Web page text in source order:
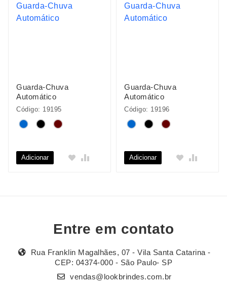
Guarda-Chuva
Automático
Código: 19195
Adicionar
Guarda-Chuva
Automático
Código: 19196
Adicionar
Entre em contato
Rua Franklin Magalhães, 07 - Vila Santa Catarina -
CEP: 04374-000 - São Paulo- SP
vendas@lookbrindes.com.br